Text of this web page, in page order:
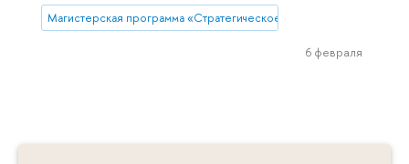
Магистерская программа «Стратегическое управление
6 февраля